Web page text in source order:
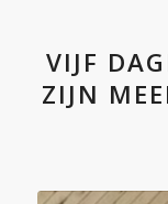
VIJF
ZIJN